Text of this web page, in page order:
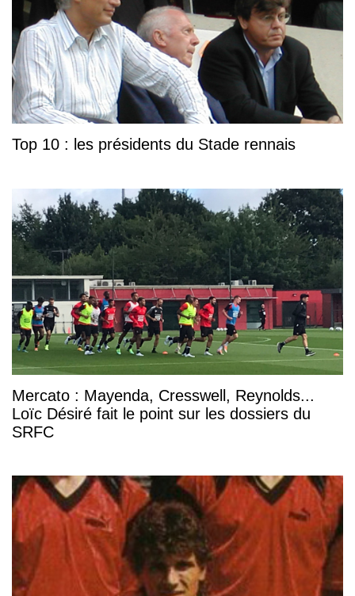
Top 10 : les présidents du Stade rennais
Mercato : Mayenda, Cresswell, Reynolds...
Loïc Désiré fait le point sur les dossiers du
SRFC